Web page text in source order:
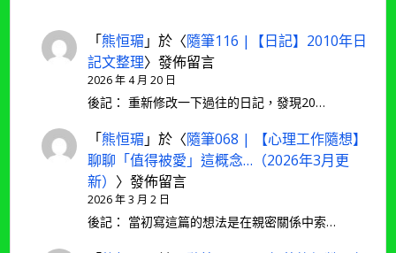
「熊恒瑂 」於〈隨筆116 |【日記】2010年日
記文整理〉發佈留言
2026 年 4 月 20 日
後記： 重新修改一下過往的日記，發現20…
「熊恒瑂 」於〈隨筆068 | 【心理工作隨想】
聊聊「值得被愛」這概念…（2026年3月更
新） 〉發佈留言
2026 年 3 月 2 日
後記： 當初寫這篇的想法是在親密關係中索…